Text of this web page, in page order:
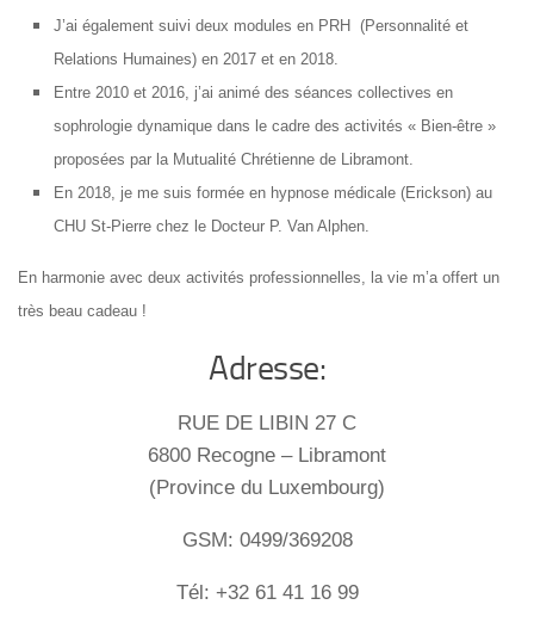
J’ai également suivi deux modules en PRH (Personnalité et
Relations Humaines) en 2017 et en 2018.
Entre 2010 et 2016, j’ai animé des séances collectives en
sophrologie dynamique dans le cadre des activités « Bien-être »
proposées par la Mutualité Chrétienne de Libramont.
En 2018, je me suis formée en hypnose médicale (Erickson) au
CHU St-Pierre chez le Docteur P. Van Alphen.
En harmonie avec deux activités professionnelles, la vie m’a offert un
très beau cadeau !
Adresse:
RUE DE LIBIN 27 C
6800 Recogne – Libramont
(Province du Luxembourg)
GSM: 0499/369208
Tél: +32 61 41 16 99